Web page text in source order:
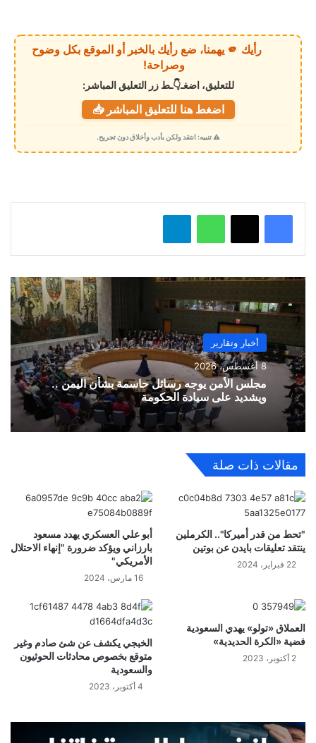
ي
م
ي
رأيك 🫵 يهمنا، ضع رأيك بالخبر أو الموقع بكل وضوح
وصراحة!
للتعليق، اضغـ👇ـط زر التعليق المباشر:
اضغط هنا للتعليق المباشر 📥
⚠️ تنبيه: انتقد ولكن بأدب وأخلاق دون تجريح.
واتساب
أخبار وتقارير
8 أغسطس، 2026
مجلس الأمن يوجه رسائل حاسمة بشأن اليمن ..
ويشديد على سيادة الحكومة
مقالات ذات صلة
"تحط من قدر أميركا".. الكرملين
ينتقد تعليقات بايدن عن بوتين
22 فبراير، 2024
أبو علي العسكري يهدد مسعود
بارزاني ويؤكد ضرورة "إنهاء الاحتلال
الأمريكي"
16 مارس، 2024
العملاق «تولو» يهدي السعودية
فضية «الكرة الحديدية»
2 أكتوبر، 2023
الخبجي يكشف عن شئ صادم وغير
متوقع بخصوص محادثات الحوثيون
والسعودية
4 أكتوبر، 2023